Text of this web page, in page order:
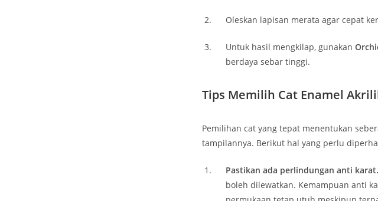
Oleskan lapisan merata agar cepat
Untuk hasil mengkilap, gunakan
berdaya sebar tinggi.
Tips Memilih Cat Enamel
Pemilihan cat yang tepat menentukan
tampilannya. Berikut hal yang perlu
Pastikan ada perlindungan anti karat.
boleh dilewatkan. Kemampuan anti